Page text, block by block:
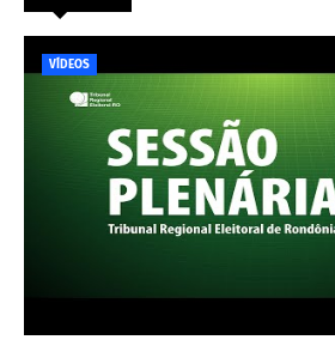
VÍDEOS